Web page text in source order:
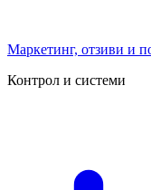
Маркетинг, отзиви и
Контрол и системи